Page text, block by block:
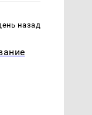
назад